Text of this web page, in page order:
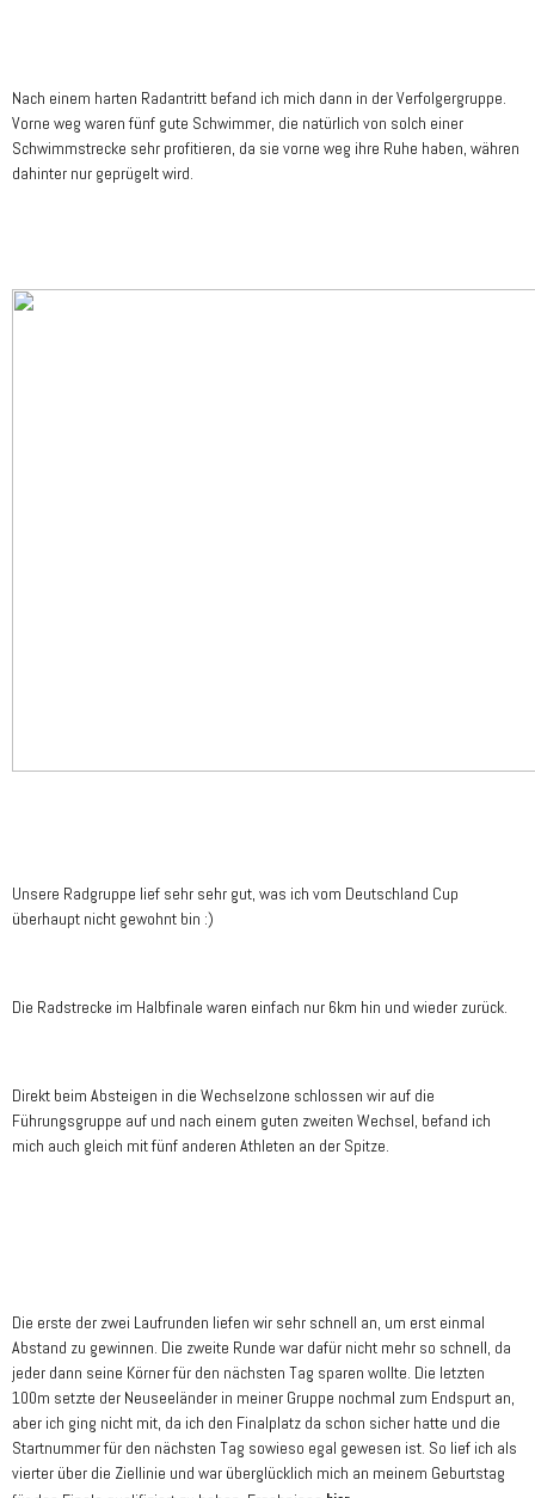
Nach einem harten Radantritt befand ich mich dann in der Verfolgergruppe.
Vorne weg waren fünf gute Schwimmer, die natürlich von solch einer
Schwimmstrecke sehr profitieren, da sie vorne weg ihre Ruhe haben, währen
dahinter nur geprügelt wird.
Unsere Radgruppe lief sehr sehr gut, was ich vom Deutschland Cup
überhaupt nicht gewohnt bin :)
Die Radstrecke im Halbfinale waren einfach nur 6km hin und wieder zurück.
Direkt beim Absteigen in die Wechselzone schlossen wir auf die
Führungsgruppe auf und nach einem guten zweiten Wechsel, befand ich
mich auch gleich mit fünf anderen Athleten an der Spitze.
Die erste der zwei Laufrunden liefen wir sehr schnell an, um erst einmal
Abstand zu gewinnen. Die zweite Runde war dafür nicht mehr so schnell, da
jeder dann seine Körner für den nächsten Tag sparen wollte. Die letzten
100m setzte der Neuseeländer in meiner Gruppe nochmal zum Endspurt an,
aber ich ging nicht mit, da ich den Finalplatz da schon sicher hatte und die
Startnummer für den nächsten Tag sowieso egal gewesen ist. So lief ich als
vierter über die Ziellinie und war überglücklich mich an meinem Geburtstag